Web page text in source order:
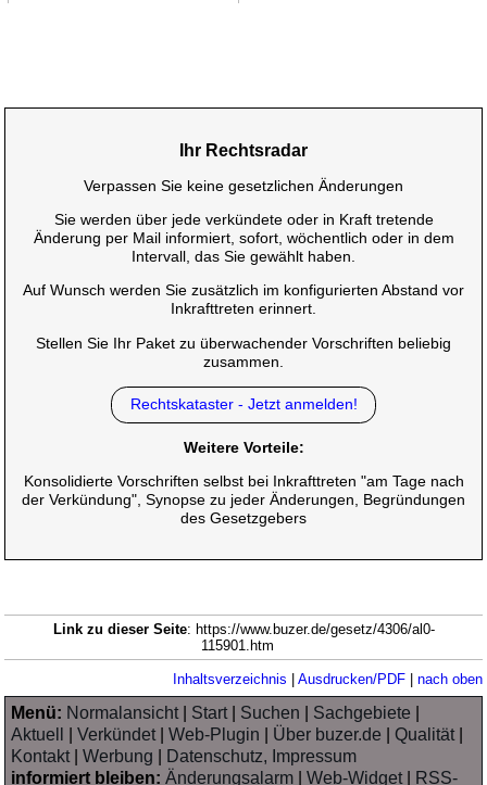
Ihr Rechtsradar
Verpassen Sie keine gesetzlichen Änderungen
Sie werden über jede verkündete oder in Kraft tretende
Änderung per Mail informiert, sofort, wöchentlich oder in dem
Intervall, das Sie gewählt haben.
Auf Wunsch werden Sie zusätzlich im konfigurierten Abstand vor
Inkrafttreten erinnert.
Stellen Sie Ihr Paket zu überwachender Vorschriften beliebig
zusammen.
Rechtskataster - Jetzt anmelden!
Weitere Vorteile:
Konsolidierte Vorschriften selbst bei Inkrafttreten "am Tage nach
der Verkündung", Synopse zu jeder Änderungen, Begründungen
des Gesetzgebers
Link zu dieser Seite: https://www.buzer.de/gesetz/4306/al0-
115901.htm
Inhaltsverzeichnis Ausdrucken/PDF| nach oben
Menü: Normalansicht| Start| Suchen Sachgebiete
Aktuell
|Verkündet|Web-Plugin Über buzer.de |Qualität|
Kontakt|Werbung
Datenschutz, Impressum
informiert bleiben: Änderungsalarm |Web-Widget| RSS-